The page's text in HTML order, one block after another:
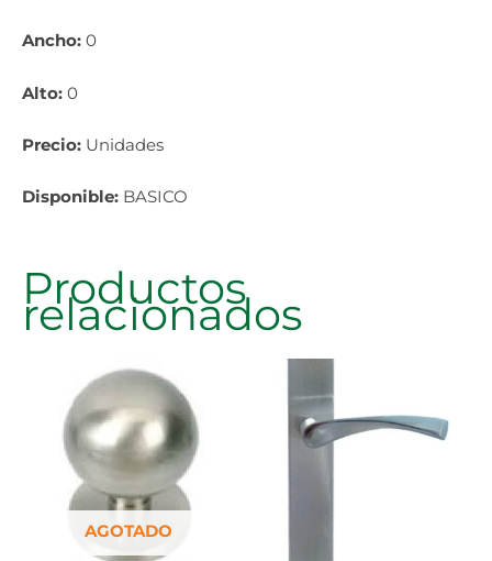
Ancho: 0
Alto: 0
Precio: Unidades
Disponible: BASICO
Productos
relacionados
AGOTADO